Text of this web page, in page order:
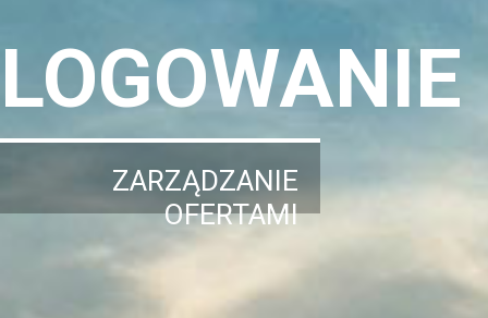
LOGOWANIE
ZARZĄDZANIE
OFERTAMI